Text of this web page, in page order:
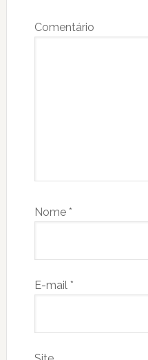
Comentário
Nome *
E-mail *